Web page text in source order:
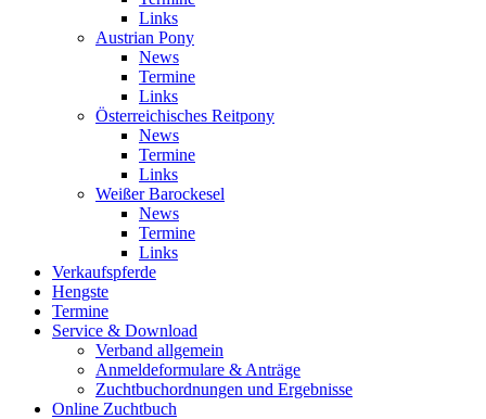
Links
Austrian Pony
News
Termine
Links
Österreichisches Reitpony
News
Termine
Links
Weißer Barockesel
News
Termine
Links
Verkaufspferde
Hengste
Termine
Service & Download
Verband allgemein
Anmeldeformulare & Anträge
Zuchtbuchordnungen und Ergebnisse
Online Zuchtbuch